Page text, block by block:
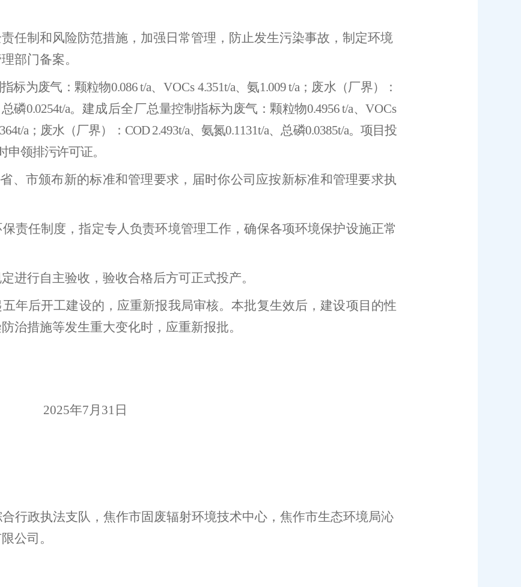
任制和风险防范措施，加强日常管理，防止发生污染事故， 制定环境
部门备案。
标为废气： 颗粒物0.086t/a、 VOCs 4.351t/a、氨1.009t/a； 废水（厂界）：
磷0.0254t/a。 建成后全厂总量控制指标为废气： 颗粒物0.4956t/a、 VOCs
t/a； 废水（厂界）： COD2.493t/a、氨氮0.1131t/a、总磷0.0385t/a。项目投
申领排污许可证。
、市颁布新的标准和管理要求 ，届时你公司应按新标准和管理要求执
责任制度，指定专人负责环境管理工作，确保各项环境保护设施正常
进行自主验收，验收合格后方可正式投产。
年后开工建设的，应重新报我局审核。本批复生效后，建设项目的性
治措施等发生重大变化时，应重新报批。
2025年7月 31 日
行政执法支队 ， 焦作市固废辐射环境技术中心， 焦作市生态环境局沁
公司 。